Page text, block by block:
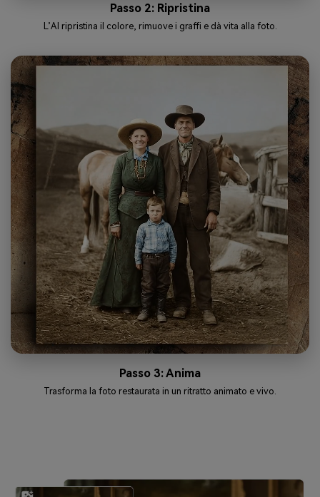
Passo 2: Ripristina
L’AI ripristina il colore, rimuove i graffi e dà vita alla foto.
Passo 3: Anima
Trasforma la foto restaurata in un ritratto animato e vivo.